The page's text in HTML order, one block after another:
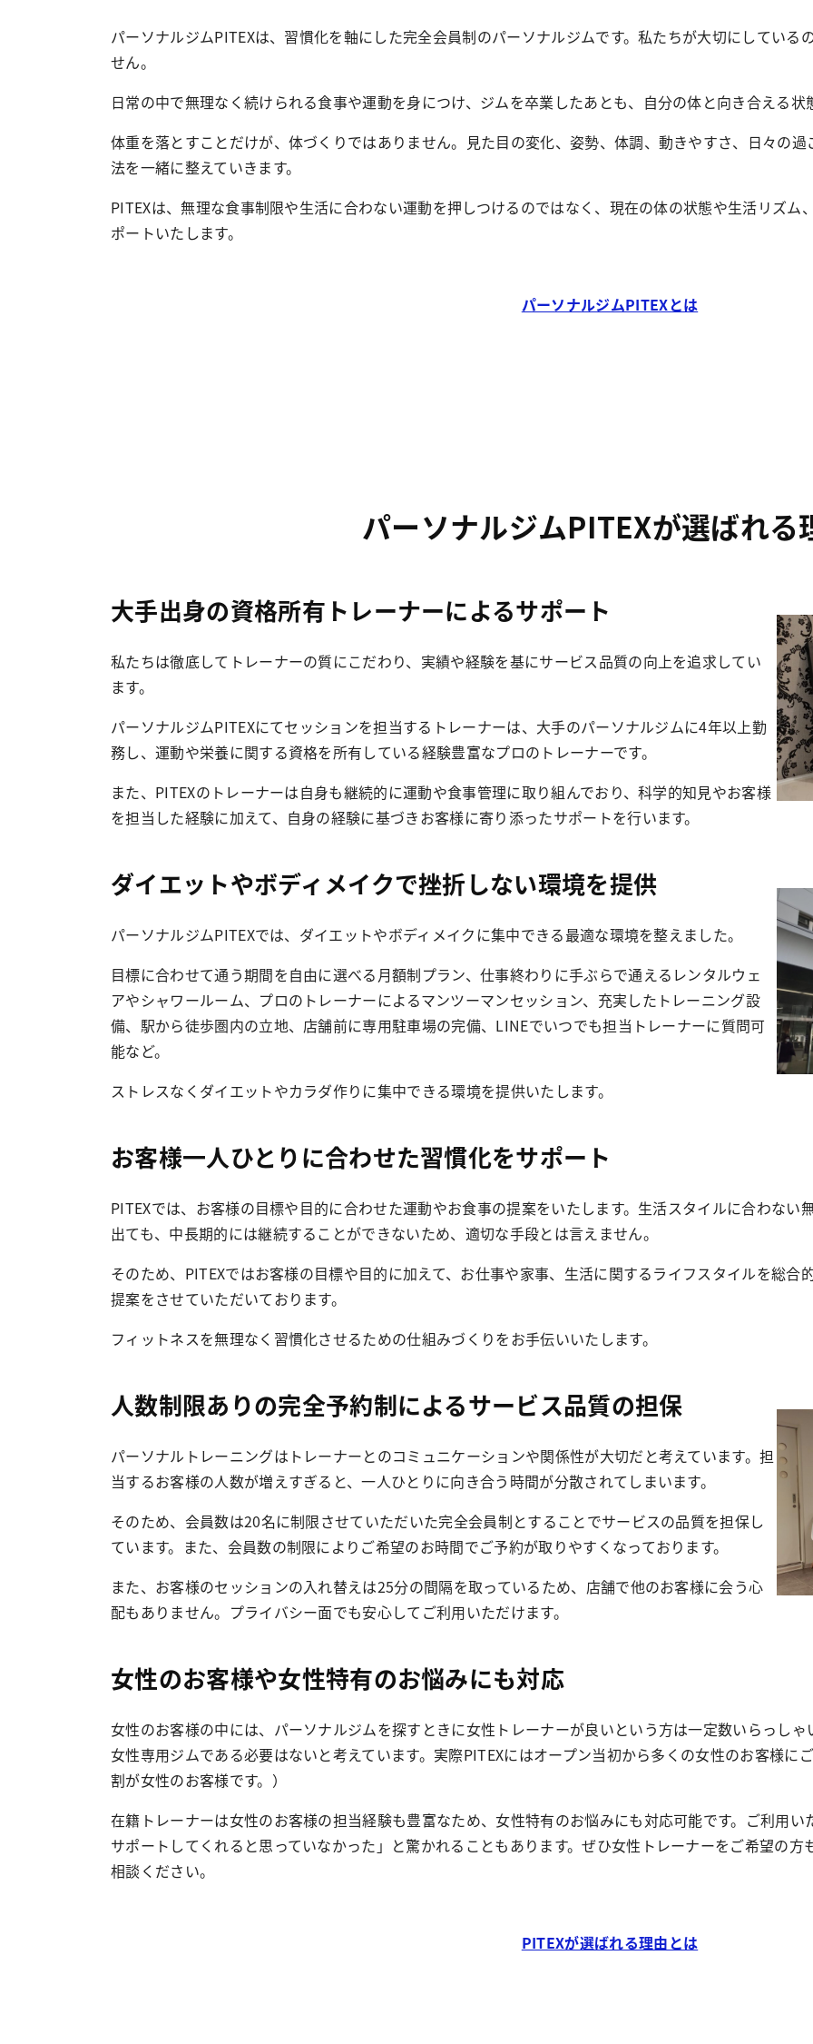
パーソナルジムPITEXは、習慣化を軸にした完全会員制のパーソナルジムです。私たちが大切にしてい
せん。
日常の中で無理なく続けられる食事や運動を身につけ、ジムを卒業したあとも、自分の体と向き合える状
体重を落とすことだけが、体づくりではありません。見た目の変化、姿勢、体調、動きやすさ、日々の
法を一緒に整えていきます。
PITEXは、無理な食事制限や生活に合わない運動を押しつけるのではなく、現在の体の状態や生活リズ
ポートいたします。
パーソナルジムPITEXとは
パーソナルジムPITEXが選ばれる
大手出身の資格所有トレーナーによるサポート
私たちは徹底してトレーナーの質にこだわり、実績や経験を基にサービス品質の向上を追求してい
ます。
パーソナルジムPITEXにてセッションを担当するトレーナーは、大手のパーソナルジムに4年以上勤
務し、運動や栄養に関する資格を所有している経験豊富なプロのトレーナーです。
また、PITEXのトレーナーは自身も継続的に運動や食事管理に取り組んでおり、科学的知見やお客様
を担当した経験に加えて、自身の経験に基づきお客様に寄り添ったサポートを行います。
ダイエットやボディメイクで挫折しない環境を提供
パーソナルジムPITEXでは、ダイエットやボディメイクに集中できる最適な環境を整えました。
目標に合わせて通う期間を自由に選べる月額制プラン、仕事終わりに手ぶらで通えるレンタルウェ
アやシャワールーム、プロのトレーナーによるマンツーマンセッション、充実したトレーニング設
備、駅から徒歩圏内の立地、店舗前に専用駐車場の完備、LINEでいつでも担当トレーナーに質問可
能など。
ストレスなくダイエットやカラダ作りに集中できる環境を提供いたします。
お客様一人ひとりに合わせた習慣化をサポート
PITEXでは、お客様の目標や目的に合わせた運動やお食事の提案をいたします。生活スタイルに合わな
出ても、中長期的には継続することができないため、適切な手段とは言えません。
そのため、PITEXではお客様の目標や目的に加えて、お仕事や家事、生活に関するライフスタイルを総合
提案をさせていただいております。
フィットネスを無理なく習慣化させるための仕組みづくりをお手伝いいたします。
人数制限ありの完全予約制によるサービス品質の担保
パーソナルトレーニングはトレーナーとのコミュニケーションや関係性が大切だと考えています。担
当するお客様の人数が増えすぎると、一人ひとりに向き合う時間が分散されてしまいます。
そのため、会員数は20名に制限させていただいた完全会員制とすることでサービスの品質を担保し
ています。また、会員数の制限によりご希望のお時間でご予約が取りやすくなっております。
また、お客様のセッションの入れ替えは25分の間隔を取っているため、店舗で他のお客様に会う心
配もありません。プライバシー面でも安心してご利用いただけます。
女性のお客様や女性特有のお悩みにも対応
女性のお客様の中には、パーソナルジムを探すときに女性トレーナーが良いという方は一定数いらっし
女性専用ジムである必要はないと考えています。実際PITEXにはオープン当初から多くの女性のお客様に
割が女性のお客様です。）
在籍トレーナーは女性のお客様の担当経験も豊富なため、女性特有のお悩みにも対応可能です。ご利用
サポートしてくれると思っていなかった」と驚かれることもあります。ぜひ女性トレーナーをご希望の
相談ください。
PITEXが選ばれる理由とは